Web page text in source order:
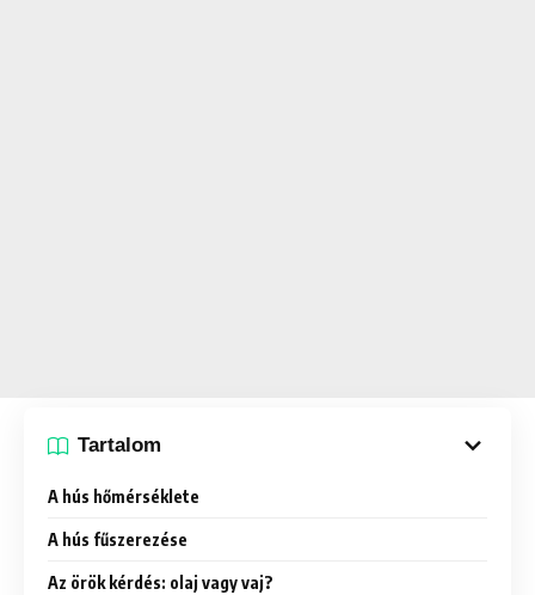
Tartalom
A hús hőmérséklete
A hús fűszerezése
Az örök kérdés: olaj vagy vaj?